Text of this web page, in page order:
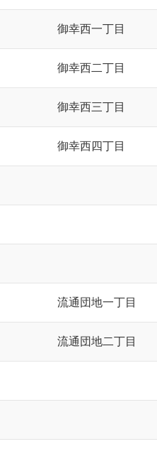
御幸西一丁目
御幸西二丁目
御幸西三丁目
御幸西四丁目
流通団地一丁目
流通団地二丁目